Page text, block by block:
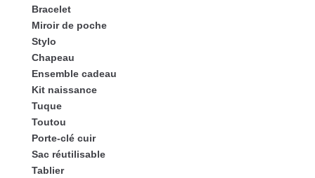
Bracelet
Miroir de poche
Stylo
Chapeau
Ensemble cadeau
Kit naissance
Tuque
Toutou
Porte-clé cuir
Sac réutilisable
Tablier